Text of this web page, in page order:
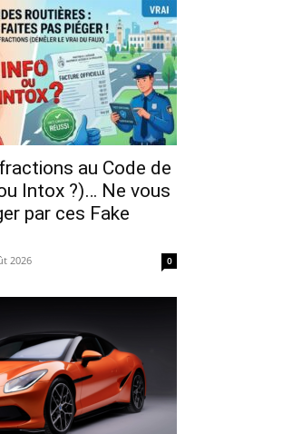
au Code de
Intox ?)… Ne vous
par ces Fake
2026 0